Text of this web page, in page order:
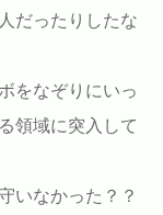
だったりしたな
をなぞりにいっ
領域に突入して
いなかった？？